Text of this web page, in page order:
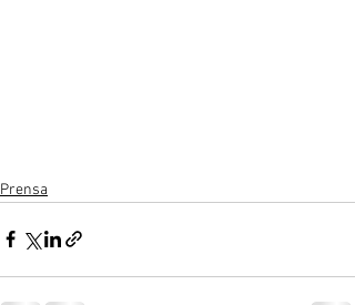
Prensa